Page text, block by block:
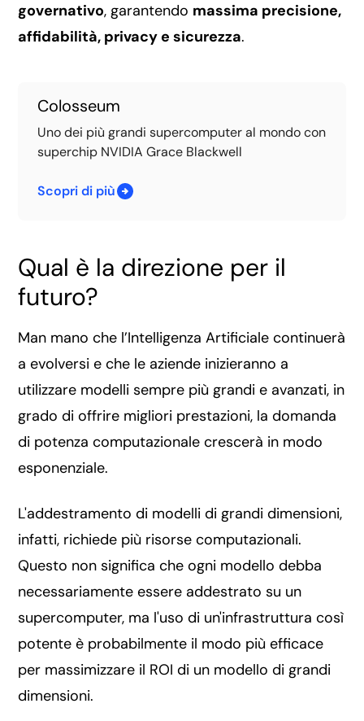
governativo, garantendo massima precisione,
affidabilità, privacy e sicurezza.
Colosseum
Uno dei più grandi supercomputer al mondo con
superchip NVIDIA Grace Blackwell
Scopri di più
Qual è la direzione per il
futuro?
Man mano che l’Intelligenza Artificiale continuerà
a evolversi e che le aziende inizieranno a
utilizzare modelli sempre più grandi e avanzati, in
grado di offrire migliori prestazioni, la domanda
di potenza computazionale crescerà in modo
esponenziale.
L'addestramento di modelli di grandi dimensioni,
infatti, richiede più risorse computazionali.
Questo non significa che ogni modello debba
necessariamente essere addestrato su un
supercomputer, ma l'uso di un'infrastruttura così
potente è probabilmente il modo più efficace
per massimizzare il ROI di un modello di grandi
dimensioni.